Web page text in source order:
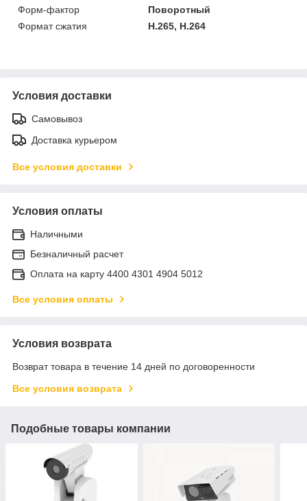
Форм-фактор
Поворотный
Формат сжатия
H.265, H.264
Условия доставки
Самовывоз
Доставка курьером
Все условия доставки
Условия оплаты
Наличными
Безналичный расчет
Оплата на карту 4400 4301 4904 5012
Все условия оплаты
Условия возврата
Возврат товара в течение 14 дней по договоренности
Все условия возврата
Подобные товары компании